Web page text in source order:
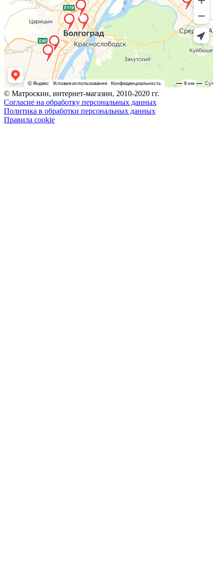
© Матроскин, интернет-магазин, 2010-2020 гг.
Согласие на обработку персональных данных
Политика в обработки персональных данных
Правила cookie